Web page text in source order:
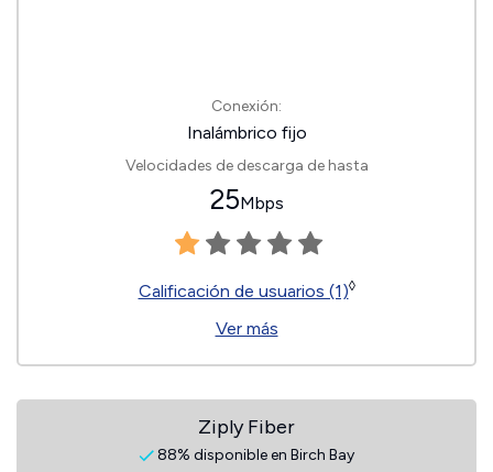
Conexión:
Inalámbrico fijo
Velocidades de descarga de hasta
25Mbps
Calificación de usuarios (1)◊
Ver más
Ziply Fiber
88% disponible en Birch Bay